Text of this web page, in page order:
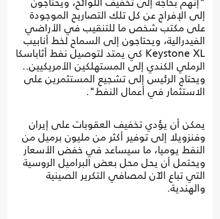
إلى الإفراج عن كل تلك التصاريح الموجودة
على مكتب شخص ما للتنقيب في الأراضي
الفيدرالية، ويحتاجون إلى السماح لخط أنابيب
Keystone XL كي يمتد لتوصيل نفط أثاباسكا
الرملي الكندي إلى المستهلكين الأمريكيين..
ويحتاج الرئيس إلى تشجيع المستثمرين على
الاستثمار في أعمال النفط".
يمكن أن يؤدي تخفيف العقوبات على إيران
وفنزويلا إلى توفير أكثر من مليون برميل من
النفط يوميا، ما سيساعد في خفض الأسعار
ويحتمل أن يحل محل بعض البراميل الروسية
التي تباع الآن لمصافي التكرير الصينية
والهندية.